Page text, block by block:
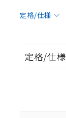
定格/仕様
定格/仕様